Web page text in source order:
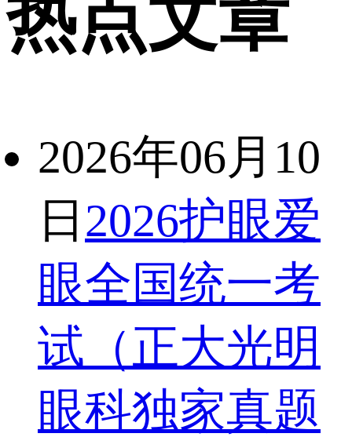
热点文章
2026年06月10
日 2026护眼爱
眼全国统一考
试（正大光明
眼科独家真题